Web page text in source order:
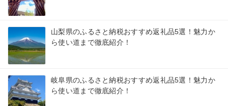
山梨県のふるさと納税おすすめ返礼品5選！魅力か
ら使い道まで徹底紹介！
岐阜県のふるさと納税おすすめ返礼品5選！魅力か
ら使い道まで徹底紹介！